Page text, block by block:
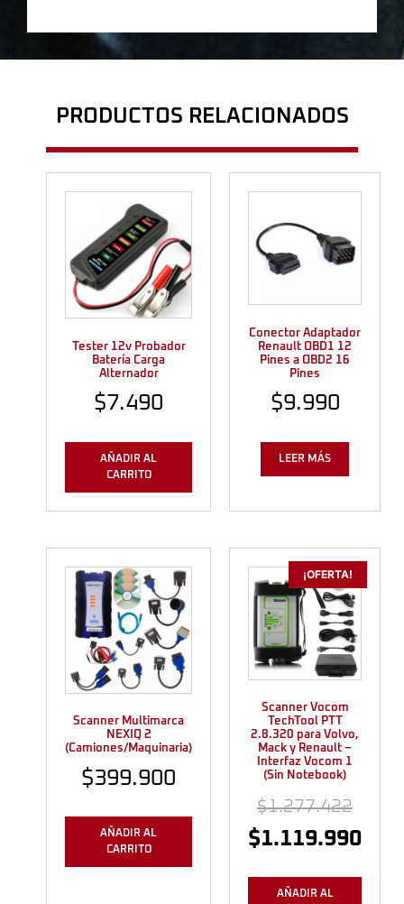
PRODUCTOS RELACIONADOS
Tester 12v Probador
Batería Carga
Alternador
$7.490
AÑADIR AL
CARRITO
Conector Adaptador
Renault OBD1 12
Pines a OBD2 16
Pines
$9.990
LEER MÁS
Scanner Multimarca
NEXIQ 2
(Camiones/Maquinaria)
$399.900
AÑADIR AL
CARRITO
¡OFERTA!
Scanner Vocom
TechTool PTT
2.8.320 para Volvo,
Mack y Renault –
Interfaz Vocom 1
(Sin Notebook)
$1.277.422
$1.119.990
AÑADIR AL